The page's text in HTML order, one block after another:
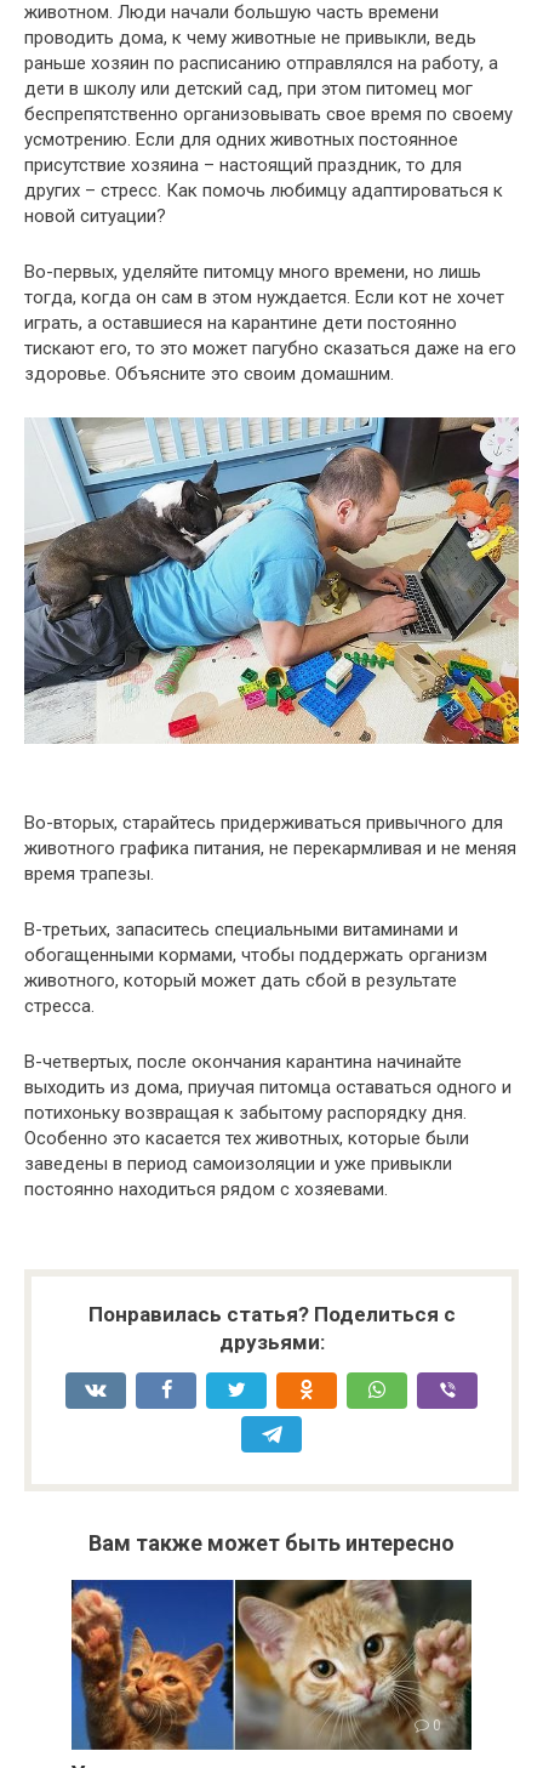
животном. Люди начали большую часть времени
проводить дома, к чему животные не привыкли, ведь
раньше хозяин по расписанию отправлялся на работу, а
дети в школу или детский сад, при этом питомец мог
беспрепятственно организовывать свое время по своему
усмотрению. Если для одних животных постоянное
присутствие хозяина – настоящий праздник, то для
других – стресс. Как помочь любимцу адаптироваться к
новой ситуации?
Во-первых, уделяйте питомцу много времени, но лишь
тогда, когда он сам в этом нуждается. Если кот не хочет
играть, а оставшиеся на карантине дети постоянно
тискают его, то это может пагубно сказаться даже на его
здоровье. Объясните это своим домашним.
Во-вторых, старайтесь придерживаться привычного для
животного графика питания, не перекармливая и не меняя
время трапезы.
В-третьих, запаситесь специальными витаминами и
обогащенными кормами, чтобы поддержать организм
животного, который может дать сбой в результате
стресса.
В-четвертых, после окончания карантина начинайте
выходить из дома, приучая питомца оставаться одного и
потихоньку возвращая к забытому распорядку дня.
Особенно это касается тех животных, которые были
заведены в период самоизоляции и уже привыкли
постоянно находиться рядом с хозяевами.
Понравилась статья? Поделиться с
друзьями:
Вам также может быть интересно
0